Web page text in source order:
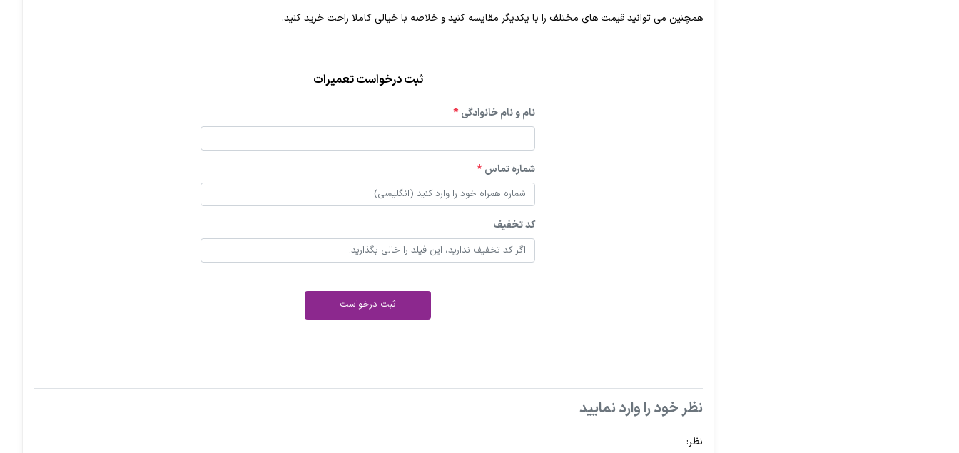
همچنین می توانید قیمت های مختلف را با یکدیگر مقایسه کنید و خلاصه با خیالی کاملا راحت خرید کنید.
ثبت درخواست تعمیرات
نام و نام خانوادگی *
شماره تماس *
کد تخفیف
ثبت درخواست
نظر خود را وارد نمایید
نظر: